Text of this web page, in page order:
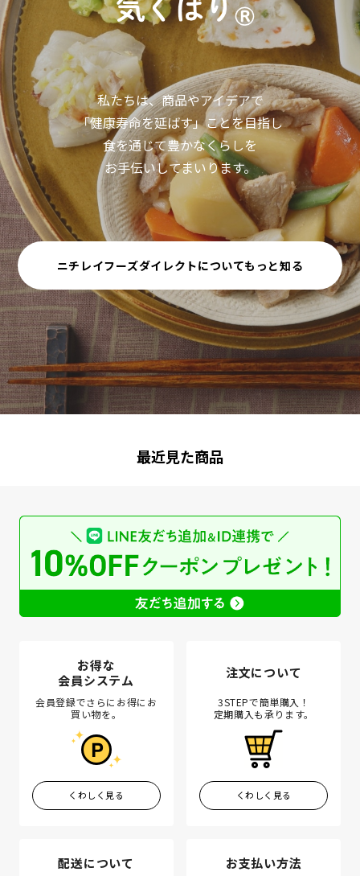
私たちは、商品やアイデアで
「健康寿命を延ばす」ことを目指し
食を通じて豊かなくらしを
お手伝いしてまいります。
ニチレイフーズダイレクトについてもっと知る
最近見た商品
お得な
会員システム
会員登録でさらにお得にお
買い物を。
くわしく見る
注文について
3STEPで簡単購入！
定期購入も承ります。
くわしく見る
配送について お支払い方法